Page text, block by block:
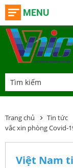
MENU
Trang chủ Tin tức
vắc xin phòng Covid-
Việt Nam